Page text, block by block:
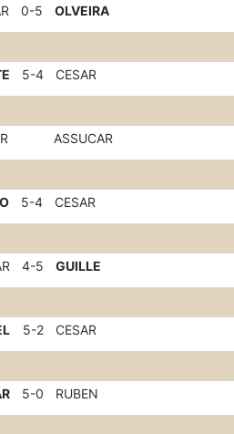
0-5 OLVEIRA
5-4 CESAR
ASSUCAR
5-4 CESAR
4-5 GUILLE
5-2 CESAR
5-0 RUBEN